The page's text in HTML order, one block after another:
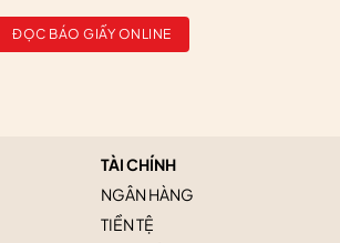
ĐỌC BÁO GIẤY ONLINE
TÀI CHÍNH
NGÂN HÀNG
TIỀN TỆ